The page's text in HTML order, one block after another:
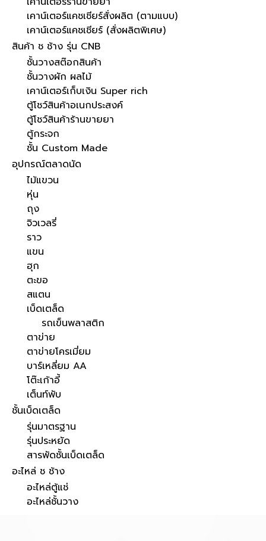
เคาน์เตอร์แคชเชียร์สั่งผลิต (ตามแบบ)
เคาน์เตอร์แคชเชียร์ (สั่งผลิตพิเศษ)
สินค้า ช ช้าง รุ่น CNB
ชั้นวางสต๊อกสินค้า
ชั้นวางผัก ผลไม้
เคาน์เตอร์เก็บเงิน Super rich
ตู้โชว์สินค้าอเนกประสงค์
ตู้โชว์สินค้าร้านขายยา
ตู้กระจก
ชั้น Custom Made
อุปกรณ์ตลาดนัด
ไม้แขวน
หุ่น
ถุง
จิวเวลรี่
ราว
แขน
ฮุก
ตะขอ
สแตน
เบ็ดเตล็ด
รถเข็นพลาสติก
ตาข่าย
ตาข่ายโครเมี่ยม
บาร์เหลี่ยม AA
โต๊ะเก้าอี้
เต็นท์พับ
ชั้นเบ็ดเตล็ด
รุ่นมาตรฐาน
รุ่นประหยัด
สารพัดชั้นเบ็ดเตล็ด
อะไหล่ ช ช้าง
อะไหล่ตู้แช่
อะไหล่ชั้นวาง